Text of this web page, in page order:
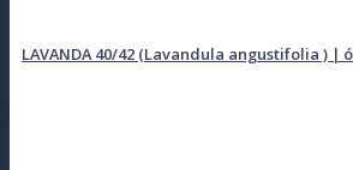
LAVANDA 40/42 (Lavandula angustifolia ) |